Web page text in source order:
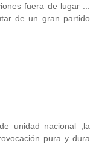
fuera de lugar ...
de un gran partido
unidad nacional ,la
pura y dura